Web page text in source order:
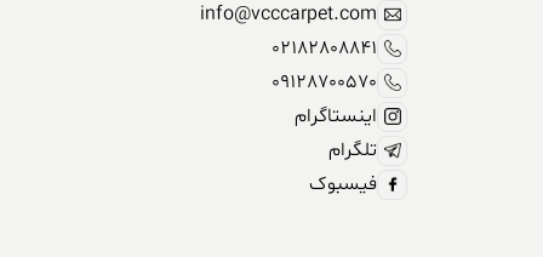
info@vcccarpet.com
02182808841
09128700570
اینستاگرام
تلگرام
فیسبوک